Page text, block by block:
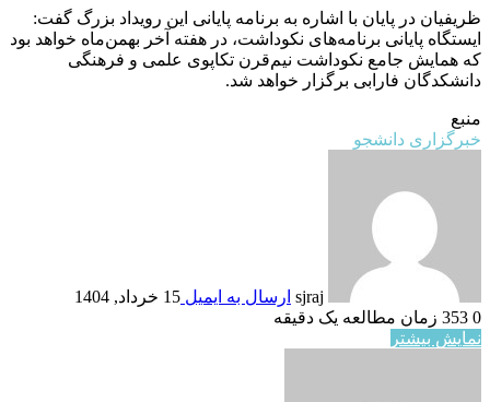
ظریفیان در پایان با اشاره به برنامه پایانی این رویداد بزرگ گفت:
ایستگاه پایانی برنامه‌های نکوداشت، در هفته آخر بهمن‌ماه خواهد بود
که همایش جامع نکوداشت نیم‌قرن تکاپوی علمی و فرهنگی
دانشکدگان فارابی برگزار خواهد شد.
منبع
خبرگزاری دانشجو
sjraj ارسال به ایمیل 15 خرداد, 1404
0
زمان مطالعه یک دقیقه
نمایش بیشتر